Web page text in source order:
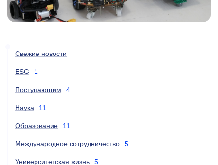
Свежие новости
ESG 1
Поступающим 4
Наука 11
Образование 11
Международное сотрудничество 5
Университетская жизнь 5